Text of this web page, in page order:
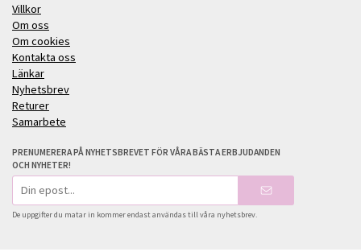
Villkor
Om oss
Om cookies
Kontakta oss
Länkar
Nyhetsbrev
Returer
Samarbete
PRENUMERERA PÅ NYHETSBREVET FÖR VÅRA BÄSTA ERBJUDANDEN
OCH NYHETER!
postadress
De uppgifter du matar in kommer endast användas till våra nyhetsbrev.